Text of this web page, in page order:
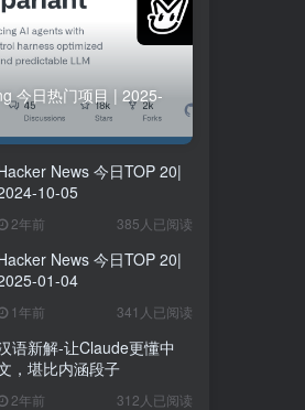
17.The Rise of Giant Pumpkins
18.Ikigai: The Japanese Secret to a Joyful Life
19.A deep dive into Linux's new mseal syscall
20.OmniParser for Pure Vision Based GUI Agent
17.The Rise of Giant Pumpkins
18.Ikigai: The Japanese Secret to a Joyful Life
19.A deep dive into Linux's new mseal syscall
20.OmniParser for Pure Vision Based GUI Agent
今日热门项目 | 2025-
News 今日TOP 20|
10-05
2年前 385人已阅读
News 今日TOP 20|
01-04
1年前 341人已阅读
语新解-让Claude更懂中
，堪比内涵段子
2年前 312人已阅读